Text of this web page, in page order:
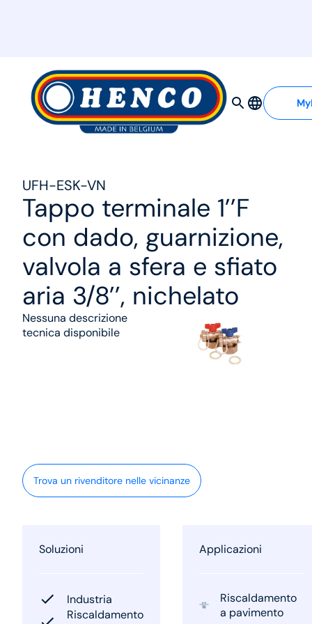
UFH-ESK-VN
Tappo terminale 1’’F
con dado, guarnizione,
valvola a sfera e sfiato
aria 3/8’’, nichelato
Nessuna descrizione
tecnica disponibile
Trova un rivenditore nelle vicinanze
Soluzioni
Industria
Riscaldamento
Applicazioni
Riscaldamento
a pavimento